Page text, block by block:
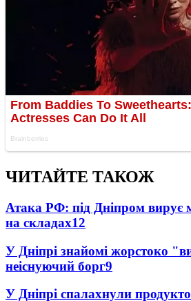
ЧИТАЙТЕ ТАКОЖ
Атака РФ: під Дніпром вирує
на складах12
У Дніпрі знайомі жорстоко
неіснуючий борг9
У Дніпрі спалахнули